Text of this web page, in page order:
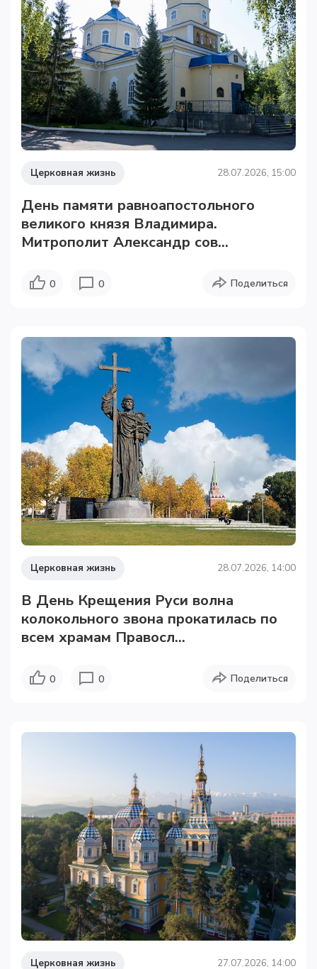
Церковная жизнь 28.07.2026, 15:00
День памяти равноапостольного
великого князя Владимира.
Митрополит Александр сов...
0 0 Поделиться
Церковная жизнь 28.07.2026, 14:00
В День Крещения Руси волна
колокольного звона прокатилась по
всем храмам Правосл...
0 0 Поделиться
Церковная жизнь 27.07.2026, 14:00